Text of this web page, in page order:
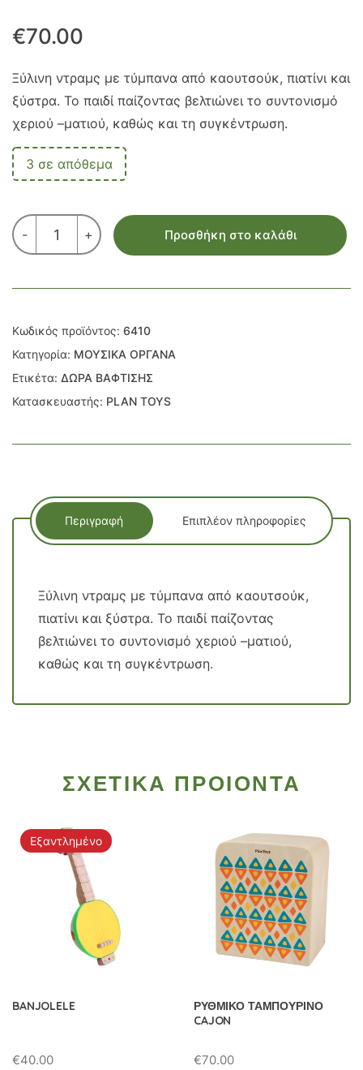
€70.00
Ξύλινη ντραμς με τύμπανα από καουτσούκ, πιατίνι και
ξύστρα. Το παιδί παίζοντας βελτιώνει το συντονισμό
χεριού –ματιού, καθώς και τη συγκέντρωση.
3 σε απόθεμα
-
ΝΤΡΑΜΣ
ποσότητα
+ Προσθήκη στο καλάθι
Κωδικός προϊόντος: 6410
Κατηγορία: ΜΟΥΣΙΚΑ ΟΡΓΑΝΑ
Ετικέτα: ΔΩΡΑ ΒΑΦΤΙΣΗΣ
Κατασκευαστής: PLAN TOYS
Περιγραφή Επιπλέον πληροφορίες
Ξύλινη ντραμς με τύμπανα από καουτσούκ,
πιατίνι και ξύστρα. Το παιδί παίζοντας
βελτιώνει το συντονισμό χεριού –ματιού,
καθώς και τη συγκέντρωση.
ΣΧΕΤΙΚΑ ΠΡΟΙΟΝΤΑ
Εξαντλημένο
BANJOLELE
€40.00
ΡΥΘΜΙΚΟ ΤΑΜΠΟΥΡΙΝΟ
CAJON
€70.00